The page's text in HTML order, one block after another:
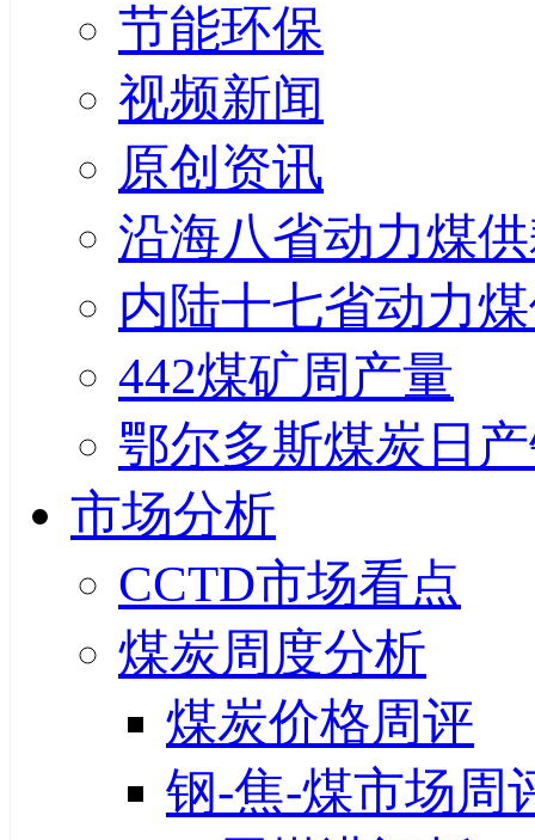
节能环保
视频新闻
原创资讯
沿海八省动力煤
内陆十七省动力
442煤矿周产量
鄂尔多斯煤炭日
市场分析
CCTD市场看点
煤炭周度分析
煤炭价格周评
钢-焦-煤市场周